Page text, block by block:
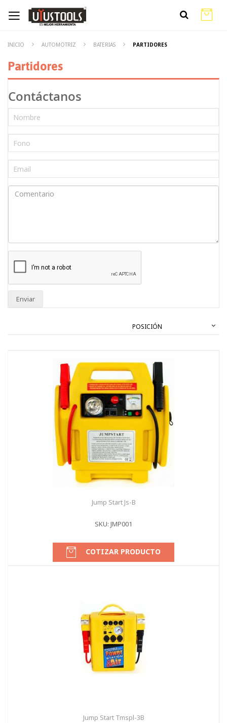
INICIO AUTOMOTRIZ BATERIAS PARTIDORES
Partidores
Jump Start Js-B
SKU: JMP001
COTIZAR PRODUCTO
Jump Start Tmspl-3B
Contáctanos
Enviar